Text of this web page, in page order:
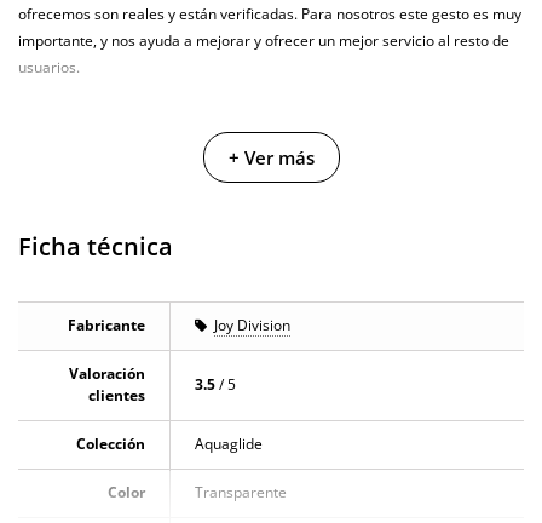
ofrecemos son reales y están verificadas. Para nosotros este gesto es muy
importante, y nos ayuda a mejorar y ofrecer un mejor servicio al resto de
usuarios.
+ Ver más
Ficha técnica
Fabricante Joy Division
Valoración
clientes
3.5/ 5
Colección Aquaglide
Color Transparente